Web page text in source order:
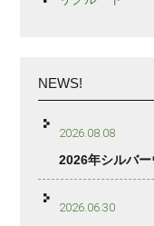
NEWS!
2026.08.08
2026年シルバ
2026.06.30